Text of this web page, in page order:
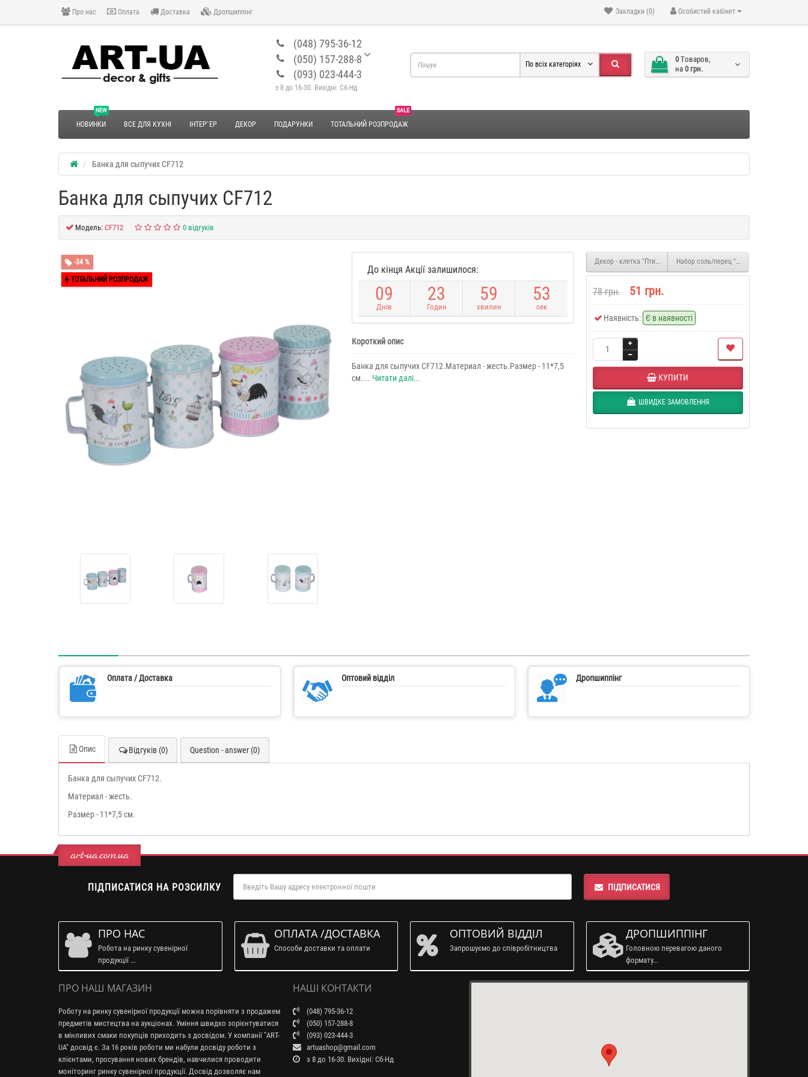
Про нас Оплата Доставка Дропшиппінг Особистий кабінет
Закладки (0)
(048) 795-36-12
(050) 157-288-8
(093) 023-444-3
з 8 до 16-30. Вихідні: Сб-Нд
0 Tоваров,
на 0 грн.
По всіх категоріях
NEW
НОВИНКИ ВСЕ ДЛЯ КУХНІ ІНТЕР`ЕР ДЕКОР ПОДАРУНКИ
SALE
ТОТАЛЬНИЙ РОЗПРОДАЖ
Банка для сыпучих CF712
Банка для сыпучих CF712
Модель: CF712 0 відгуків
-34 %
ТОТАЛЬНИЙ РОЗПРОДАЖ
До кінця Акції залишилося:
09
Днів
23
Годин
59
хвилин
53
сек
Короткий опис
Банка для сыпучих CF712.Материал - жесть.Размер - 11*7,5
см.... Читати далі...
Декор - клетка "Птичка" YQ895Набор соль/перец "Eggs" YX336
78 грн. 51 грн.
Наявність: Є в наявності
КУПИТИ
ШВИДКЕ ЗАМОВЛЕННЯ
Оплата / Доставка Оптовий відділ Дропшиппінг
Опис Відгуків (0) Question - answer (0)
Банка для сыпучих CF712.
Материал - жесть.
Размер - 11*7,5 см.
art-ua.com.ua
ПІДПИСАТИСЯ НА РОЗСИЛКУ ПІДПИСАТИСЯ
ПРО НАС
Робота на ринку сувенірної
продукції ...
ОПЛАТА /ДОСТАВКА
Способи доставки та оплати
ОПТОВИЙ ВІДДІЛ
Запрошуємо до співробітництва
ДРОПШИППІНГ
Головною перевагою даного
формату...
ПРО НАШ МАГАЗИН
Роботу на ринку сувенірної продукції можна порівняти з продажем
предметів мистецтва на аукціонах. Уміння швидко зорієнтуватися
в мінливих смаки покупців приходить з досвідом. У компанії "ART-
UA" досвід є. За 16 років роботи ми набули досвіду роботи з
клієнтами, просування нових брендів, навчилися проводити
моніторинг ринку сувенірної продукції. Досвід дозволяє нам
НАШІ КОНТАКТИ
(048) 795-36-12
(050) 157-288-8
(093) 023-444-3
artuashop@gmail.com
з 8 до 16-30. Вихідні: Сб-Нд